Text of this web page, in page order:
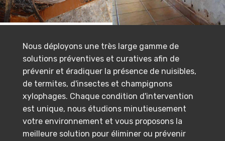
Nous déployons une très large gamme de
solutions préventives et curatives afin de
prévenir et éradiquer la présence de nuisibles,
de termites, d'insectes et champignons
xylophages. Chaque condition d'intervention
est unique, nous étudions minutieusement
votre environnement et vous proposons la
meilleure solution pour éliminer ou prévenir